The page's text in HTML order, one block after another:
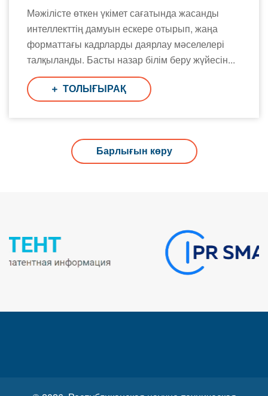
Мәжілісте өткен үкімет сағатында жасанды
интеллекттің дамуын ескере отырып, жаңа
форматтағы кадрларды даярлау мәселелері
талқыланды. Басты назар білім беру жүйесін...
ТОЛЫҒЫРАҚ
Барлығын көру